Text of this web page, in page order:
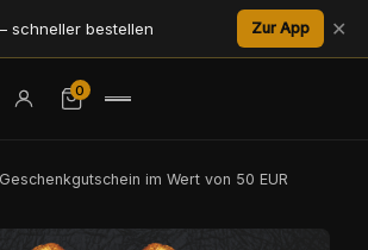
schneller bestellen Zur App ✕
0
Geschenkgutschein im Wert von 50 EUR